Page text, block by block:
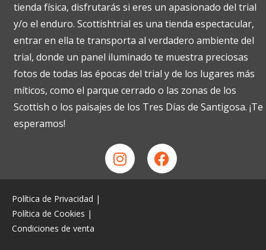
tienda física, disfrutarás si eres un apasionado del trial
y/o el enduro. Scottishtrial es una tienda espectacular,
entrar en ella te transporta al verdadero ambiente del
trial, donde un panel iluminado te muestra preciosas
fotos de todas las épocas del trial y de los lugares más
míticos, como el parque cerrado o las zonas de los
Scottish o los paisajes de los Tres Días de Santigosa. ¡Te
esperamos!
Política de Privacidad |
Política de Cookies |
Condiciones de venta